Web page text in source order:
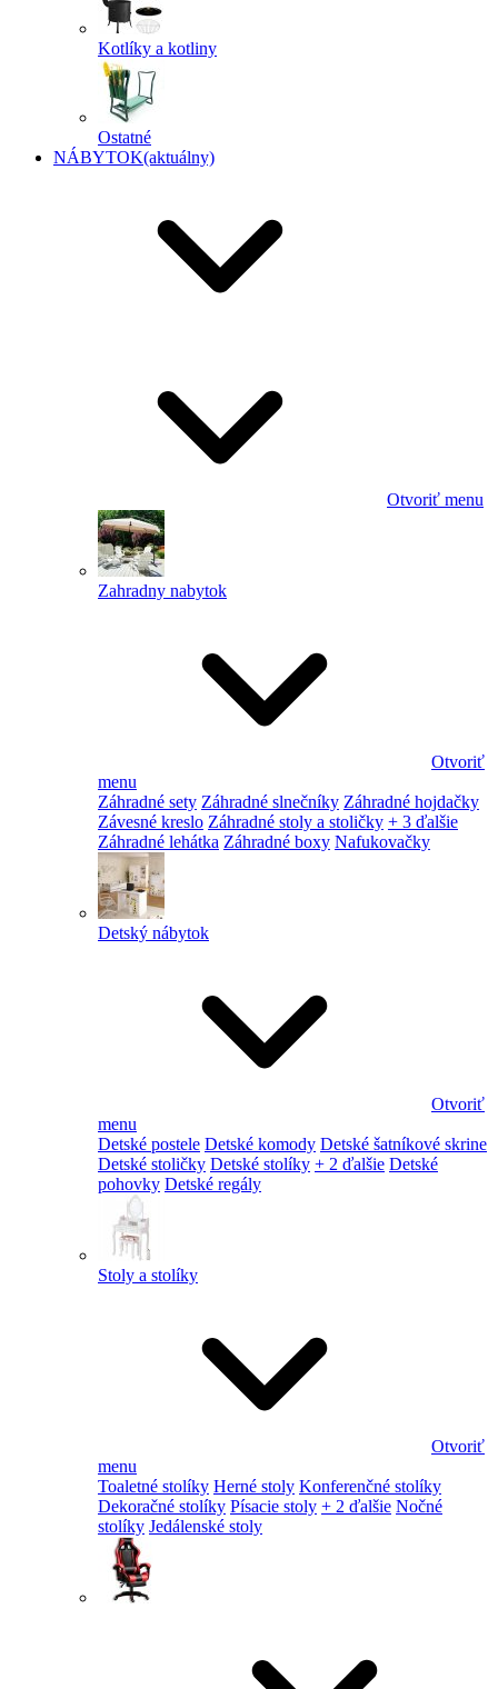
Kotlíky a kotliny
Ostatné
NÁBYTOK(aktuálny)
Otvoriť menu
Zahradny nabytok
Otvoriť
menu
Záhradné sety Záhradné slnečníky Záhradné hojdačky
Závesné kreslo Záhradné stoly a stoličky + 3 ďalšie
Záhradné lehátka Záhradné boxy Nafukovačky
Detský nábytok
Otvoriť
menu
Detské postele Detské komody Detské šatníkové skrine
Detské stoličky Detské stolíky + 2 ďalšie Detské
pohovky Detské regály
Stoly a stolíky
Otvoriť
menu
Toaletné stolíky Herné stoly Konferenčné stolíky
Dekoračné stolíky Písacie stoly + 2 ďalšie Nočné
stolíky Jedálenské stoly